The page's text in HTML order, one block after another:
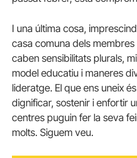
I una última cosa,
casa comuna dels
caben sensibilitats plurals,
model educatiu i maneres
lideratge. El que ens uneix
dignificar, sostenir i enfortir
centres puguin fer la seva
molts. Siguem veu.